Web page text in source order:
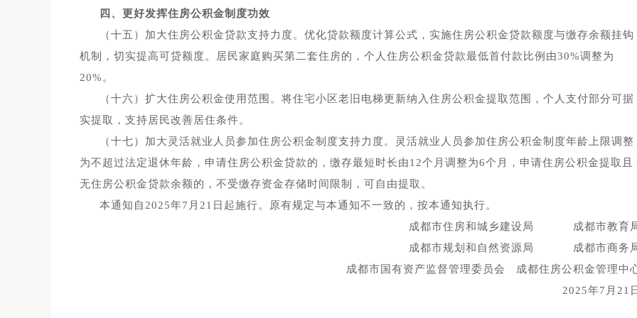
四、更好发挥住房公积金制度功效
（十五）加大住房公积金贷款支持力度。优化贷款额度计算公式，实施住房公积金贷款额度与缴存余额挂钩
机制，切实提高可贷额度。居民家庭购买第二套住房的，个人住房公积金贷款最低首付款比例由30%调整为
20%。
（十六）扩大住房公积金使用范围。将住宅小区老旧电梯更新纳入住房公积金提取范围，个人支付部分可据
实提取，支持居民改善居住条件。
（十七）加大灵活就业人员参加住房公积金制度支持力度。灵活就业人员参加住房公积金制度年龄上限调整
为不超过法定退休年龄，申请住房公积金贷款的，缴存最短时长由12个月调整为6个月，申请住房公积金提取且
无住房公积金贷款余额的，不受缴存资金存储时间限制，可自由提取。
本通知自2025年7月21日起施行。原有规定与本通知不一致的，按本通知执行。
成都市住房和城乡建设局 成都市教育
成都市规划和自然资源局 成都市商务
成都市国有资产监督管理委员会 成都住房公积金管理中
2025年7月21